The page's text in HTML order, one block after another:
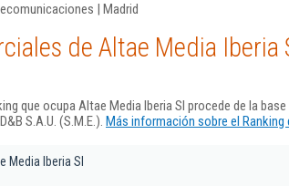
| Madrid
de Altae Media Iberia
que ocupa Altae Media Iberia Sl procede de la
S.A.U. (S.M.E.). Más información sobre el Ranking
Media Iberia Sl